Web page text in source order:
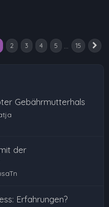
von 15
2 3 4 5 … 15
Gebährmutterhals
der
Erfahrungen?